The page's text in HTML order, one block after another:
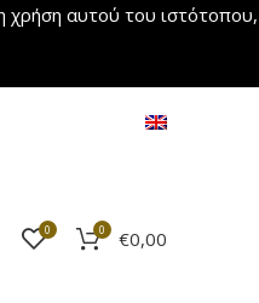
χρήση αυτού του ιστότοπου,
0 0 €0,00